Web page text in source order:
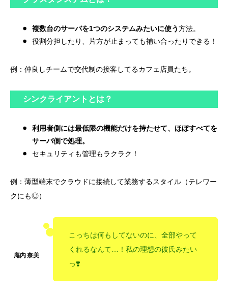
複数台のサーバを1つのシステムみたいに使う方法。
役割分担したり、片方が止まっても補い合ったりできる！
例：仲良しチームで交代制の接客してるカフェ店員たち。
シンクライアントとは？
利用者側には最低限の機能だけを持たせて、ほぼすべてを
サーバ側で処理。
セキュリティも管理もラクラク！
例：薄型端末でクラウドに接続して業務するスタイル（テレワー
クにも◎）
こっちは何もしてないのに、全部やって
くれるなんて…！私の理想の彼氏みたい
っ❣️